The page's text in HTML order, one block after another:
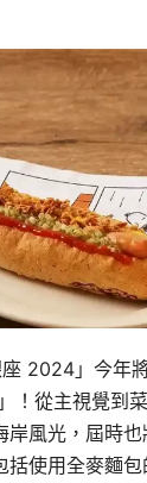
座 2024」今年
！從主視覺到
岸風光，屆時
括使用全麥麵